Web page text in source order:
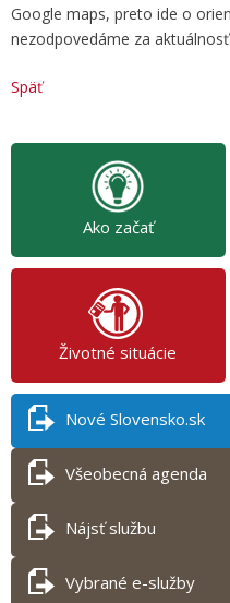
Google maps, preto ide o
nezodpovedáme za
Späť
Ako začať
Životné situácie
Nové Slovensko.sk
Všeobecná agenda
Nájsť službu
Vybrané e-služby